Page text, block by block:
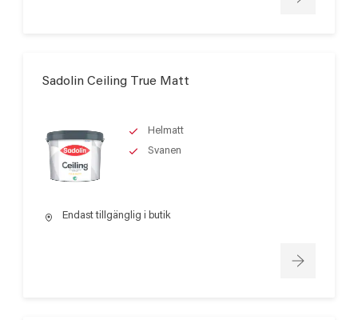
Sadolin Ceiling True Matt
Helmatt
Svanen
Endast tillgänglig i butik